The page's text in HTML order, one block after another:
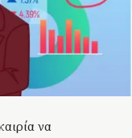
να